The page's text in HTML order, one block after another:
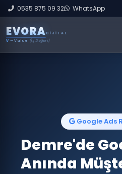
0535 875 09 32 WhatsApp
EVORA DIJITAL
V — Value (İş Değeri)
Google Ads
Demre'de
Anında